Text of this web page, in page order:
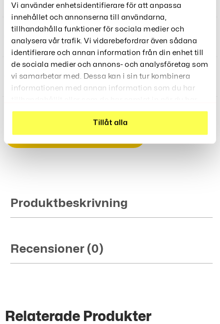
Vi använder enhetsidentifierare för att anpassa
innehållet och annonserna till användarna,
tillhandahålla funktioner för sociala medier och
analysera vår trafik. Vi vidarebefordrar även sådana
identifierare och annan information från din enhet till
de sociala medier och annons- och analysföretag som
vi samarbetar med. Dessa kan i sin tur kombinera
informationen med annan information som du har
använt deras tjänster.
Tillåt alla
Rosé Guld Metallic
Silver
LÄGG TILL I VARUKORG
Produktbeskrivning
Recensioner (0)
Relaterade Produkter